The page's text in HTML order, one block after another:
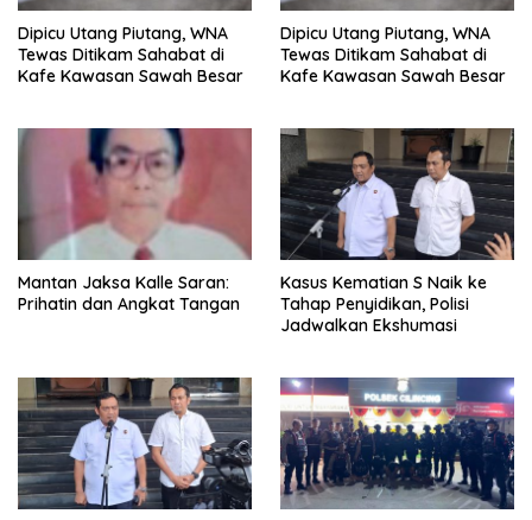
Dipicu Utang Piutang, WNA
Tewas Ditikam Sahabat di
Kafe Kawasan Sawah Besar
Dipicu Utang Piutang, WNA
Tewas Ditikam Sahabat di
Kafe Kawasan Sawah Besar
Mantan Jaksa Kalle Saran:
Prihatin dan Angkat Tangan
Kasus Kematian S Naik ke
Tahap Penyidikan, Polisi
Jadwalkan Ekshumasi